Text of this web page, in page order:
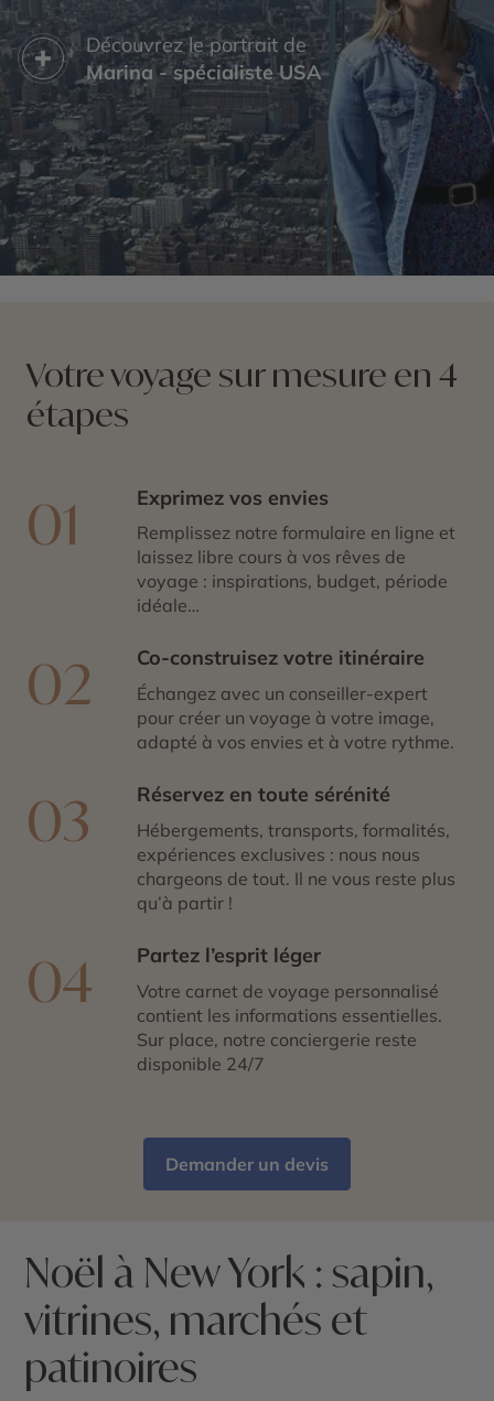
Découvrez le portrait de
Marina - spécialiste USA
Votre voyage sur mesure en 4
étapes
01 Exprimez vos envies
Remplissez notre formulaire en ligne et
laissez libre cours à vos rêves de
voyage : inspirations, budget, période
idéale…
02 Co-construisez votre itinéraire
Échangez avec un conseiller-expert
pour créer un voyage à votre image,
adapté à vos envies et à votre rythme.
03 Réservez en toute sérénité
Hébergements, transports, formalités,
expériences exclusives : nous nous
chargeons de tout. Il ne vous reste plus
qu’à partir !
04 Partez l’esprit léger
Votre carnet de voyage personnalisé
contient les informations essentielles.
Sur place, notre conciergerie reste
disponible 24/7
Demander un devis
Noël à New York : sapin,
vitrines, marchés et
patinoires